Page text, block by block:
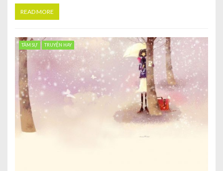
READ MORE
TÂM SỰ TRUYỆN HAY